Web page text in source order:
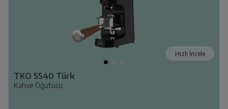
Hızlı İncele
TKO 5540 Türk
Kahve Öğütücü